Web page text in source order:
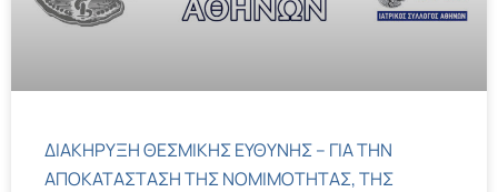
ΔΙΑΚΗΡΥΞΗ ΘΕΣΜΙΚΗΣ ΕΥΘΥΝΗΣ – ΓΙΑ ΤΗΝ
ΑΠΟΚΑΤΑΣΤΑΣΗ ΤΗΣ ΝΟΜΙΜΟΤΗΤΑΣ, ΤΗΣ